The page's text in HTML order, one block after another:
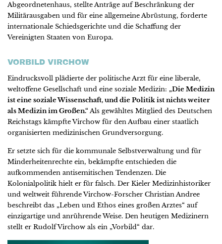
Abgeordnetenhaus, stellte Anträge auf Beschränkung der
Militärausgaben und für eine allgemeine Abrüstung, forderte
internationale Schiedsgerichte und die Schaffung der
Vereinigten Staaten von Europa.
VORBILD VIRCHOW
Eindrucksvoll plädierte der politische Arzt für eine liberale,
weltoffene Gesellschaft und eine soziale Medizin: „Die Medizin
ist eine soziale Wissenschaft, und die Politik ist nichts weiter
als Medizin im Großen.“ Als gewähltes Mitglied des Deutschen
Reichstags kämpfte Virchow für den Aufbau einer staatlich
organisierten medizinischen Grundversorgung.
Er setzte sich für die kommunale Selbstverwaltung und für
Minderheitenrechte ein, bekämpfte entschieden die
aufkommenden antisemitischen Tendenzen. Die
Kolonialpolitik hielt er für falsch. Der Kieler Medizinhistoriker
und weltweit führende Virchow-Forscher Christian Andree
beschreibt das „Leben und Ethos eines großen Arztes“ auf
einzigartige und anrührende Weise. Den heutigen Medizinern
stellt er Rudolf Virchow als ein „Vorbild“ dar.